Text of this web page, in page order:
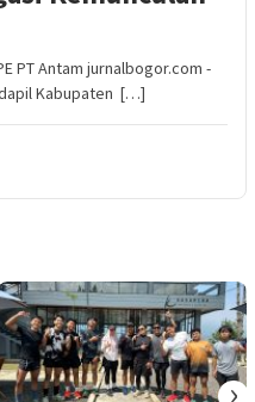
PT Antam jurnalbogor.com -
dapil Kabupaten […]
›